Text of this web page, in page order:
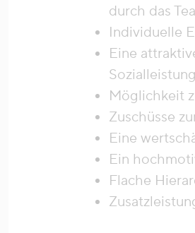
durch das
Individuelle
Eine
Möglichkeit
Zuschüsse
Eine
Ein
Flache